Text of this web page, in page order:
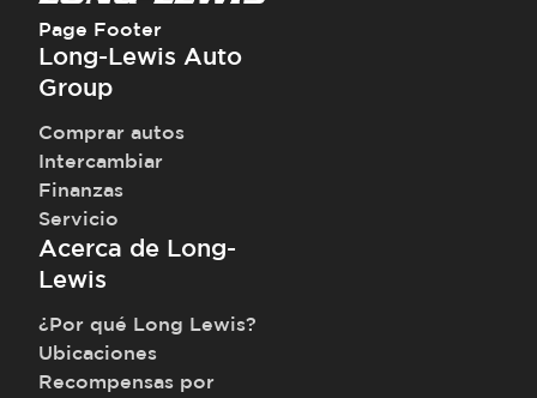
Page Footer
Long-Lewis Auto
Group
Comprar autos
Intercambiar
Finanzas
Servicio
Acerca de Long-
Lewis
¿Por qué Long Lewis?
Ubicaciones
Recompensas por